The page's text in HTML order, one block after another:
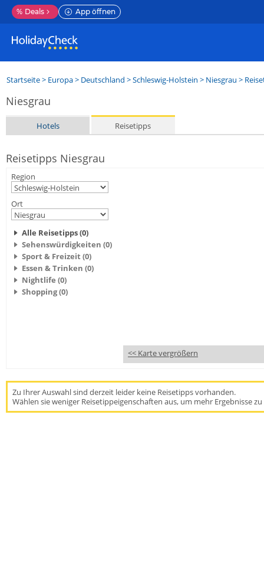
% Deals App öffnen
Startseite> Europa> Deutschland >Schleswig-Holstein > Niesgrau >
Niesgrau
Hotels Reisetipps
Reisetipps Niesgrau
Region
Ort
Alle Reisetipps (0)
Sehenswürdigkeiten (0)
Sport & Freizeit (0)
Essen & Trinken (0)
Nightlife (0)
Shopping (0)
<< Karte vergrößern
Zu Ihrer Auswahl sind derzeit leider keine Reisetipps vorhanden.
Wählen sie weniger Reisetippeigenschaften aus, um mehr Ergebnisse